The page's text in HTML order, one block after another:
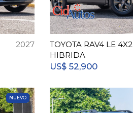
2027
TOYOTA RAV4 LE 4X2
HIBRIDA
US$ 52,900
NUEVO